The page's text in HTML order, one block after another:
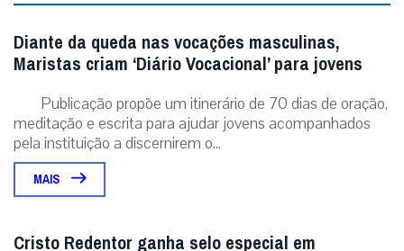
Diante da queda nas vocações masculinas,
Maristas criam ‘Diário Vocacional’ para jovens
Publicação propõe um itinerário de 70 dias de oração,
meditação e escrita para ajudar jovens acompanhados
pela instituição a discernirem o...
MAIS
Cristo Redentor ganha selo especial em